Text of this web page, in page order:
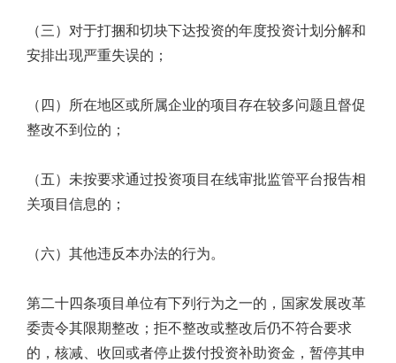
（三）对于打捆和切块下达投资的年度投资计划分解和
安排出现严重失误的；
（四）所在地区或所属企业的项目存在较多问题且督促
整改不到位的；
（五）未按要求通过投资项目在线审批监管平台报告相
关项目信息的；
（六）其他违反本办法的行为。
第二十四条项目单位有下列行为之一的，国家发展改革
委责令其限期整改；拒不整改或整改后仍不符合要求
的，核减、收回或者停止拨付投资补助资金，暂停其申